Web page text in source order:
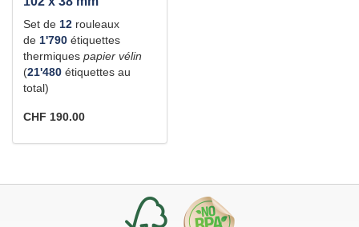
Set de 12 rouleaux
de 1'790 étiquettes
thermiques papier vélin
(21'480 étiquettes au
total)
CHF 190.00